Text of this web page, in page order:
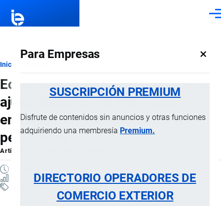
Para Empresas ×
SUSCRIPCIÓN PREMIUM
Disfrute de contenidos sin anuncios y otras funciones
adquiriendo una membresía Premium.
DIRECTORIO OPERADORES DE
COMERCIO EXTERIOR
Ruta
de
navegación
Inicio
Ecuador avanza parcialmente en su
ajuste fiscal con el FMI y aún
enfrenta más del 60% de metas
pendientes
Artículo
5 VISTAS